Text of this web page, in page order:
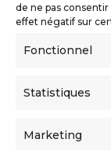
de ne pas
effet négatif sur
Fonctionnel
Statistiques
Marketing
Ils nous